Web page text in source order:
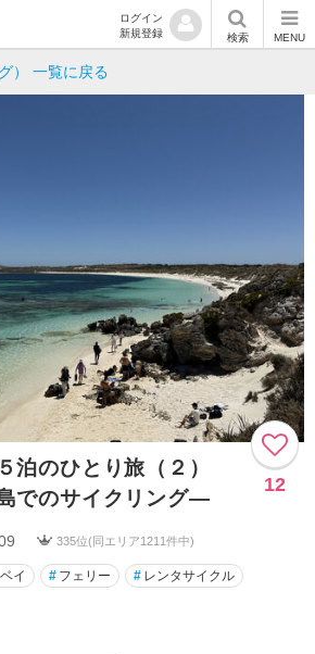
ログイン
新規登録
検索 MENU
） 一覧に戻る
泊のひとり旅（２）
でのサイクリング―
12
335位(同エリア1211件中)
イ # フェリー # レンタサイクル